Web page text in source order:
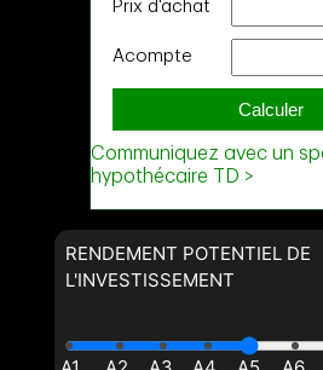
RENDEMENT POTENTIEL DE
L'INVESTISSEMENT